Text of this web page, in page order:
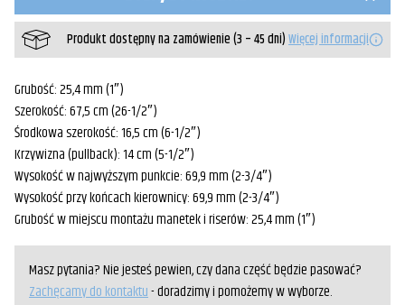
Produkt dostępny na zamówienie (3 – 45 dni)Więcej informacji
Grubość: 25,4 mm (1″)
Szerokość: 67,5 cm (26-1/2″)
Środkowa szerokość: 16,5 cm (6-1/2″)
Krzywizna (pullback): 14 cm (5-1/2″)
Wysokość w najwyższym punkcie: 69,9 mm (2-3/4″)
Wysokość przy końcach kierownicy: 69,9 mm (2-3/4″)
Grubość w miejscu montażu manetek i riserów: 25,4 mm (1″)
Masz pytania? Nie jesteś pewien, czy dana część będzie pasować?
Zachęcamy do kontaktu- doradzimy i pomożemy w wyborze.